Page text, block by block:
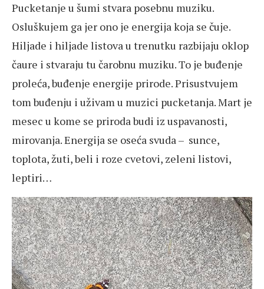
Pucketanje u šumi stvara posebnu muziku.
Osluškujem ga jer ono je energija koja se čuje.
Hiljade i hiljade listova u trenutku razbijaju oklop
čaure i stvaraju tu čarobnu muziku. To je buđenje
proleća, buđenje energije prirode. Prisustvujem
tom buđenju i uživam u muzici pucketanja. Mart je
mesec u kome se priroda budi iz uspavanosti,
mirovanja. Energija se oseća svuda – sunce,
toplota, žuti, beli i roze cvetovi, zeleni listovi,
leptiri…